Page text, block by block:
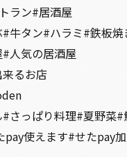
ラン#居酒屋
牛タン#ハラミ#鉄板焼
人気の居酒屋
るお店
さっぱり料理#夏野菜#
pay使えます#せたpay